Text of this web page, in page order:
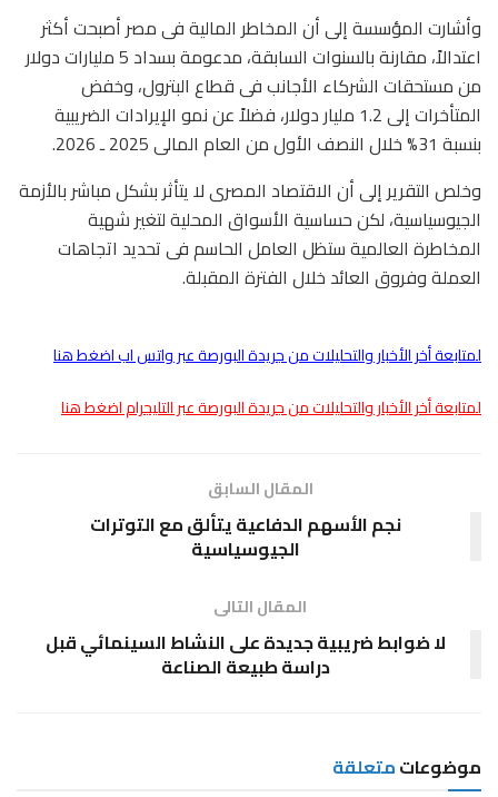
وأشارت المؤسسة إلى أن المخاطر المالية فى مصر أصبحت أكثر
اعتدالاً، مقارنة بالسنوات السابقة، مدعومة بسداد 5 مليارات دولار
من مستحقات الشركاء الأجانب فى قطاع البترول، وخفض
المتأخرات إلى 1.2 مليار دولار، فضلاً عن نمو الإيرادات الضريبية
بنسبة 31% خلال النصف الأول من العام المالى 2025 ـ 2026.
وخلص التقرير إلى أن الاقتصاد المصرى لا يتأثر بشكل مباشر بالأزمة
الجيوسياسية، لكن حساسية الأسواق المحلية لتغير شهية
المخاطرة العالمية ستظل العامل الحاسم فى تحديد اتجاهات
العملة وفروق العائد خلال الفترة المقبلة.
لمتابعة أخر الأخبار والتحليلات من جريدة البورصة عبر واتس اب اضغط هنا
لمتابعة أخر الأخبار والتحليلات من جريدة البورصة عبر التليجرام اضغط هنا
المقال السابق
نجم الأسهم الدفاعية يتألق مع التوترات
الجيوسياسية
المقال التالى
لا ضوابط ضريبية جديدة على النشاط السينمائي قبل
دراسة طبيعة الصناعة
موضوعاتمتعلقة